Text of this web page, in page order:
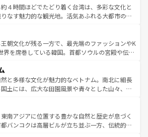
ンテンツ一覧を参照してほしい。
しいローカルフードやハワイアンミュージッ
なフラダンスなど、すべてがハワイの魅力を彩
わってほしい。 なお、新着のハワイ情報
ツ一覧を参照してほしい。
マニアの美しい原生林やケアンズの熱帯雨林な
ろがたくさん。また、カフェやワイン、オージ
ティビティも充実しており、サーフィンやダイ
イキングなど、アウトドア好きにはたまらな
トラリアの多彩な魅力を存分に味わいつくそ
しい。
４時間ほどでたどり着く台湾は、多彩な文化と
なす魅力的な観光地。活気あふれる大都市の台
つな山岳地帯である台湾東部など、都市の喧騒
けさが共存しており、訪れる人に新しい発見と
らしてくれる。また、奥深い台湾の食文化も魅
と評判のスイーツなど、バラエティ豊かな料理
が味わえる。 なお、新着の台湾情報は コンテンツ一覧を参
い。
朝文化が残る一方で、最先端のファッションやK
界を席巻している韓国。首都ソウルの宮殿や伝統
足を延ばせば四季折々の自然美を楽しむことが
して、キムチや焼肉、絶品のストリートフード
ざまな韓国料理が待っている。夜には、韓国な
まれながら、韓国の多彩な魅力を心ゆくまで味
わってみてほしい。 なお、新着の韓国情報はコンテンツ一
てほしい。
と多様な文化が魅力的なベトナム。南北に細長
土には、広大な田園風景や青々とした山々、世
と共に伝統が息づく。ハノイの古い町並みやホ
のフランス統治時代の建物も、独特の雰囲気を
いる。また、バラエティの豊かさとおいしさで
南アジアに位置する豊かな自然と歴史が息づく
バンコクは高層ビルが立ち並ぶ一方、伝統的な